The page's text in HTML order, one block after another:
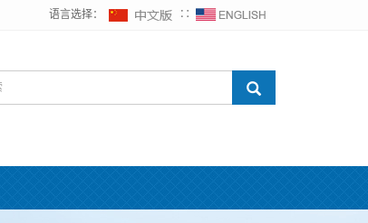
语言选择： ∷